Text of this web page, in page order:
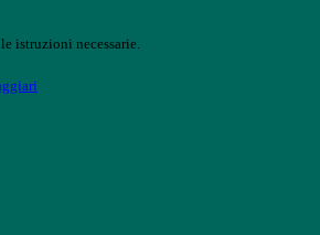
istruzioni necessarie.